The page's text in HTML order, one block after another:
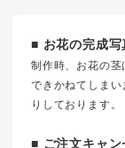
■ お花の完成
制作時、お花の
できかねてしま
りしております。
■ ご注文キャン